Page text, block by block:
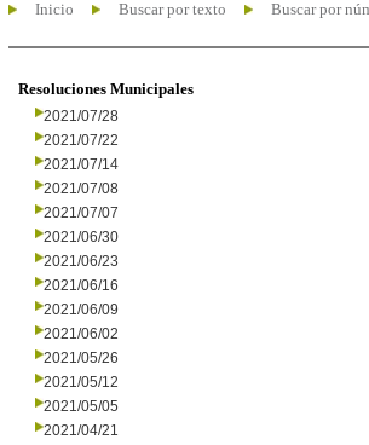
Inicio Buscar por texto Buscar por
Resoluciones Municipales
2021/07/28
2021/07/22
2021/07/14
2021/07/08
2021/07/07
2021/06/30
2021/06/23
2021/06/16
2021/06/09
2021/06/02
2021/05/26
2021/05/12
2021/05/05
2021/04/21